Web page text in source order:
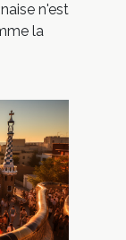
n'est
la